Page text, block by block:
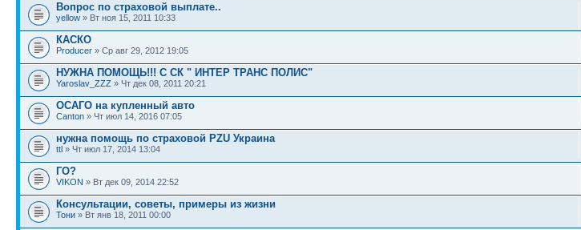
Вопрос по страховой выплате..
yellow » Вт ноя 15, 2011 10:33
КАСКО
Producer » Ср авг 29, 2012 19:05
НУЖНА ПОМОЩЬ!!! С СК " ИНТЕР ТРАНС ПОЛИС"
Yaroslav_ZZZ » Чт дек 08, 2011 20:21
ОСАГО на купленный авто
Canton » Чт июл 14, 2016 07:05
нужна помощь по страховой PZU Украина
ttl » Чт июл 17, 2014 13:04
ГО?
VIKON » Вт дек 09, 2014 22:52
Консультации, советы, примеры из жизни
Тони » Вт янв 18, 2011 00:00